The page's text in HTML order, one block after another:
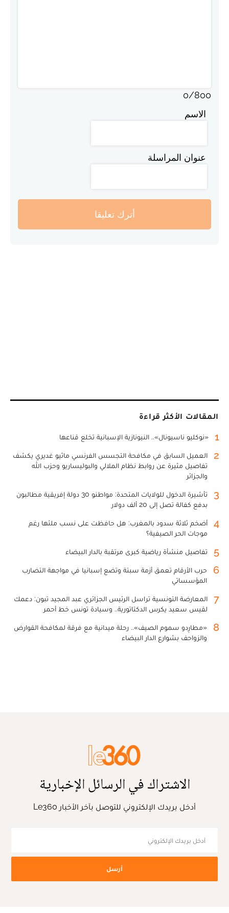
0/800
الاسم
عنوان المراسلة
أترك تعليقا
المقالات الأكثر قراءة
1 «نوكليو ناسيونال».. النيونازية الإسبانية تخلع قناعها
2
العميل السابق في مكافحة التجسس الفرنسي ماثيو غديري يكشف
تفاصيل مثيرة عن روابط نظام الملالي والبوليساريو وحزب الله
والجزائر
3
تأشيرة الدخول للولايات المتحدة: مواطنو 30 دولة إفريقية مطالبون
بدفع كفالة تصل إلى 20 ألف دولار
4
أضخم ثلاثة سدود بالمغرب: هل حافظت على نسب ملئها رغم
موجات الحر الصيفية؟
5 تفاصيل منشأة رياضية كبرى مرتقبة بالدار البيضاء
6
حرب الأرقام تعمق أزمة سبتة وتضع إسبانيا في مواجهة التضارب
المؤسساتي
7
المعارضة التونسية تراسل الرئيس الجزائري عبد المجيد تبون: دعمك
لقيس سعيد يكرس الدكتاتورية.. وسيادة تونس خط أحمر
8
«مطارِدو سموم الصيف».. رحلة ميدانية مع فرقة لمكافحة القوارض
والزواحف بشوارع الدار البيضاء
الاشتراك في الرسائل الإخبارية
أدخل بريدك الإلكتروني للتوصل بآخر الأخبار Le360
أرسل